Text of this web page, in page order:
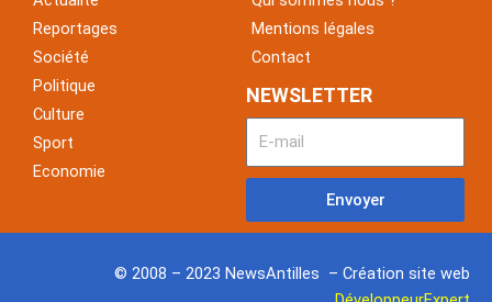
o
o
k
Reportages
Société
Politique
Culture
Sport
Economie
Mentions légales
Contact
NEWSLETTER
Envoyer
© 2008 – 2023 NewsAntilles – Création site web